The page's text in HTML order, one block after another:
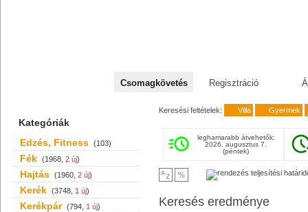
Kategóriák
Edzés, Fitness (103)
Fék (1968, 2 új)
Hajtás (1960, 2 új)
Kerék (3748, 1 új)
Kerékpár (794, 1 új)
Keresési feltételek: Villa Gyermek
leghamarabb átvehetők:
2026. augusztus 7.
(péntek)
Keresés eredménye
Csomagkövetés Regisztráció